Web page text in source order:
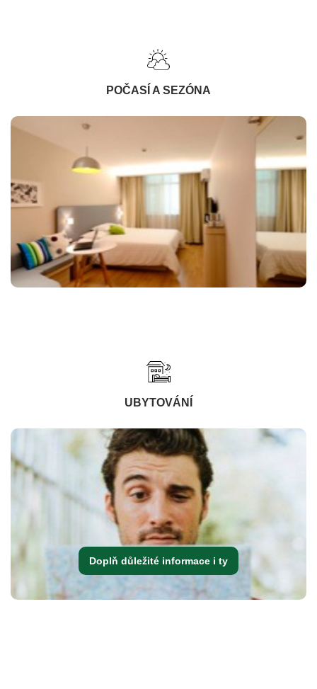
POČASÍ A SEZÓNA
UBYTOVÁNÍ
Doplň důležité informace i ty